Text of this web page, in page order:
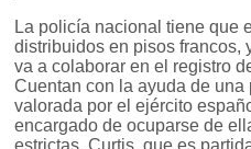
La policía nacional tiene que
distribuidos en pisos francos,
va a colaborar en el registro
Cuentan con la ayuda de una
valorada por el ejército
encargado de ocuparse de
estrictas. Curtis, que es